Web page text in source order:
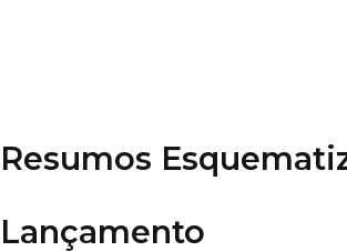
Resumos
Lançamento